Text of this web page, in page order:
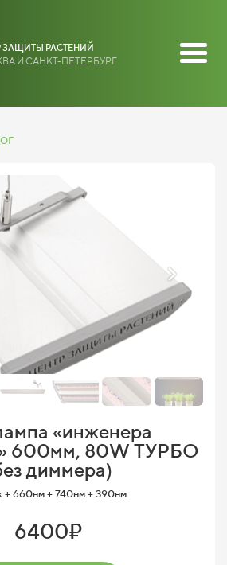
ЗАЩИТЫ РАСТЕНИЙ
И САНКТ-ПЕТЕРБУРГ
«инженера
600мм, 80W ТУРБО
диммера)
+ 660нм + 740нм + 390нм
6400₽